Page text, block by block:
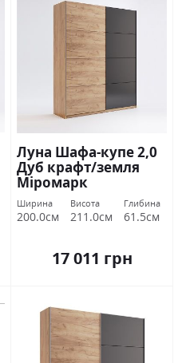
Луна Шафа-купе 2,0
Дуб крафт/земля
Міромарк
Ширина
200.0см
Висота
211.0см
Глибина
61.5см
17 011 грн